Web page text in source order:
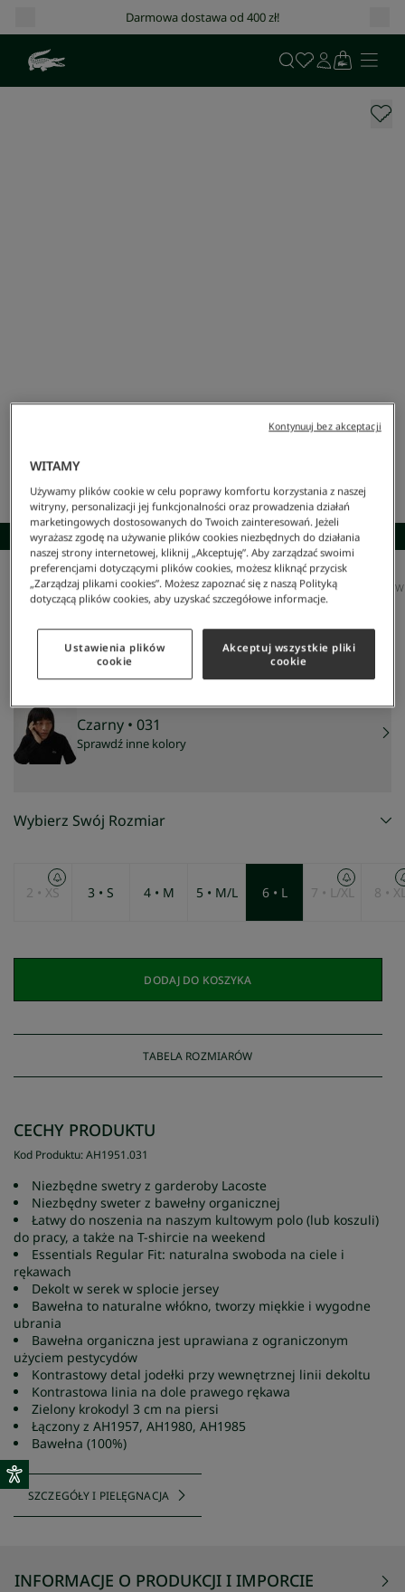
Darmowa dostawa od 400 zł!
SKOMPLETUJ STYLIZACJĘ
Lacoste/Mężczyzna/Odzież/Swetry/Męski Sweter Z Bawełny Organicznej Z Dekoltem W
Męski sweter z bawełny organicznej z dekoltem w
kształcie litery V
Czarny • 031
Sprawdź inne kolory
Wybierz Swój Rozmiar
2 • XS 3 • S 4 • M 5 • M/L 6 • L 7 • L/XL 8 •
DODAJ DO KOSZYKA
TABELA ROZMIARÓW
CECHY PRODUKTU
Kod Produktu:AH1951.031
Niezbędne swetry z garderoby Lacoste
Niezbędny sweter z bawełny organicznej
Łatwy do noszenia na naszym kultowym polo (lub koszuli)
do pracy, a także na T-shircie na weekend
Essentials Regular Fit: naturalna swoboda na ciele i
rękawach
Dekolt w serek w splocie jersey
Bawełna to naturalne włókno, tworzy miękkie i wygodne
ubrania
Bawełna organiczna jest uprawiana z ograniczonym
użyciem pestycydów
Kontrastowy detal jodełki przy wewnętrznej linii dekoltu
Kontrastowa linia na dole prawego rękawa
Zielony krokodyl 3 cm na piersi
Łączony z AH1957, AH1980, AH1985
Bawełna (100%)
SZCZEGÓŁY I PIELĘGNACJA
INFORMACJE O PRODUKCJI I IMPORCIE
WITAMY
Używamy plików cookie w celu poprawy komfortu korzystania z naszej
witryny, personalizacji jej funkcjonalności oraz prowadzenia działań
marketingowych dostosowanych do Twoich zainteresowań. Jeżeli
wyrażasz zgodę na używanie plików cookies niezbędnych do działania
naszej strony internetowej, kliknij „Akceptuję”. Aby zarządzać swoimi
preferencjami dotyczącymi plików cookies, możesz kliknąć przycisk
„Zarządzaj plikami cookies”. Możesz zapoznać się z naszą Polityką
dotyczącą plików cookies, aby uzyskać szczegółowe informacje.
Ustawienia plików
cookie
Akceptuj wszystkie pliki
cookie
Kontynuuj bez akceptacji